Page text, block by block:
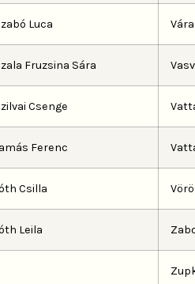
Luca
Fruzsina Sára
Csenge
Ferenc
Csilla
Leila